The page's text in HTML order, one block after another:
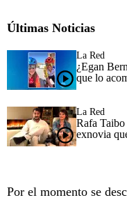
Últimas Noticias
La Red
¿Egan
que lo
La Red
Rafa
exnovia
Por el momento se